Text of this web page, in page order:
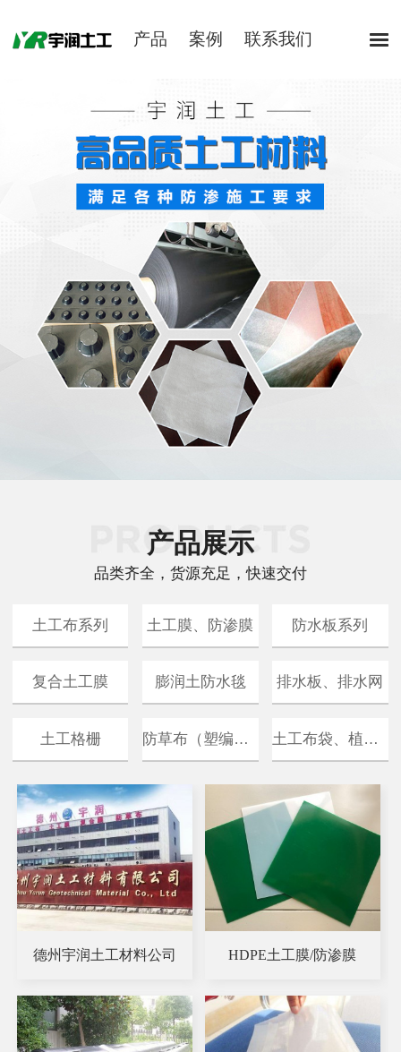
产品 案例 联系我们
产品展示
品类齐全，货源充足，快速交付
土工布系列 土工膜、防渗膜 防水板系列
复合土工膜 膨润土防水毯 排水板、排水网
土工格栅 防草布（塑编布） 土工布袋、植生袋
德州宇润土工材料公司 HDPE土工膜/防渗膜